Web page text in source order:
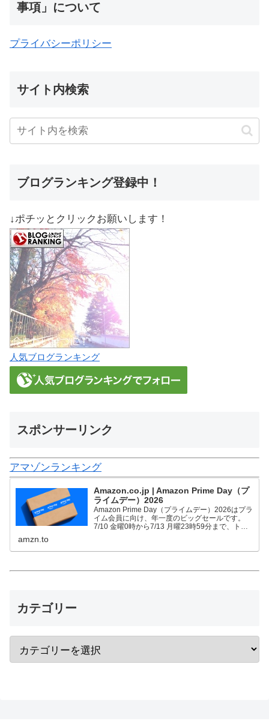
事項」について
プライバシーポリシー
サイト内検索
ブログランキング登録中！
↓ポチッとクリックお願いします！
人気ブログランキング
スポンサーリンク
アマゾンランキング
Amazon.co.jp | Amazon Prime Day（プ
ライムデー）2026
Amazon Prime Day（プライムデー）2026はプラ
イム会員に向け、年一度のビッグセールです。
7/10 金曜0時から7/13 月曜23時59分まで、トッ
amzn.to
カテゴリー